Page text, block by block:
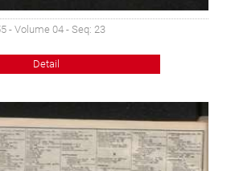
- Volume 04 - Seq: 23
Detail